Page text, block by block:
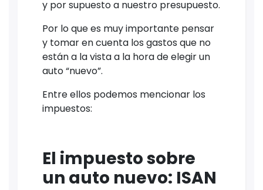
y por supuesto a nuestro presupuesto.
Por lo que es muy importante pensar
y tomar en cuenta los gastos que no
están a la vista a la hora de elegir un
auto “nuevo”.
Entre ellos podemos mencionar los
impuestos:
El impuesto sobre
un auto nuevo: ISAN